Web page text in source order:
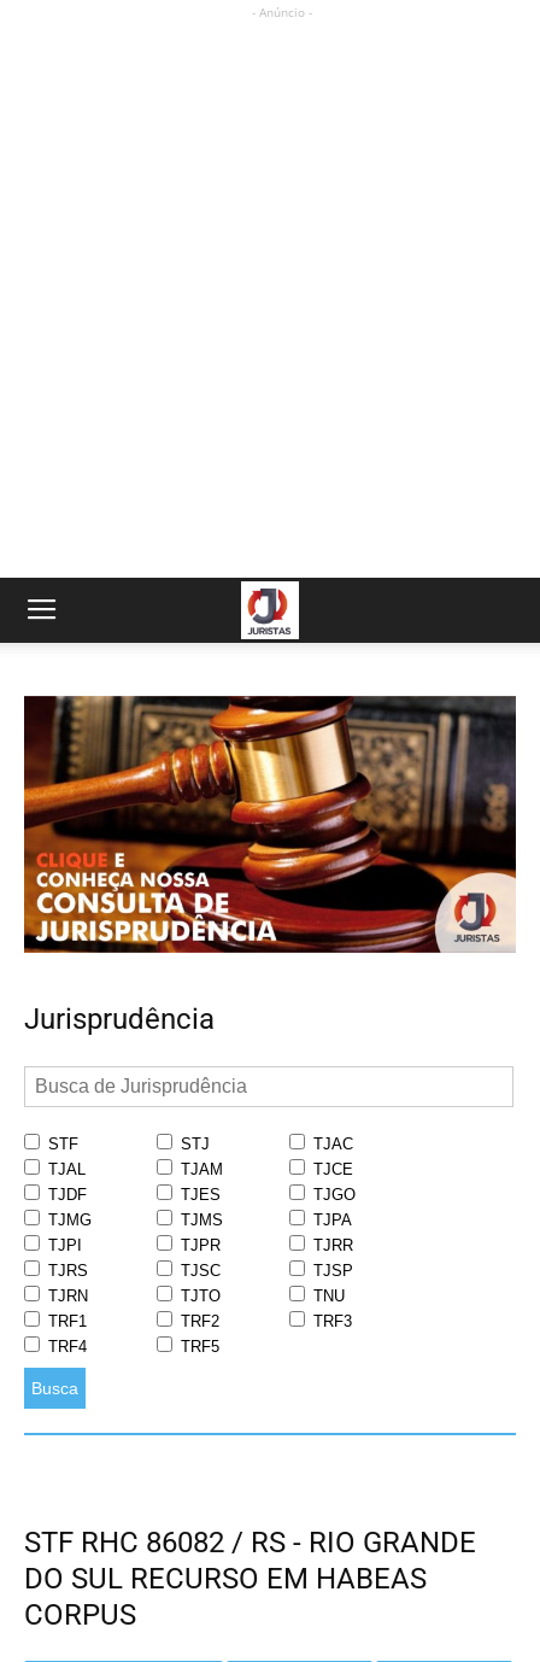
- Anúncio -
Jurisprudência
STF STJ
TJAC
TJAL
TJAM
TJCE
TJDF
TJES
TJGO
TJMG
TJMS
TJPA
TJPI
TJPR
TJRR
TJRS
TJSC
TJSP
TJRN
TJTO
TNU
TRF1
TRF2
TRF3
TRF4
TRF5
Busca
STF RHC 86082 / RS - RIO GRANDE
DO SUL RECURSO EM HABEAS
CORPUS